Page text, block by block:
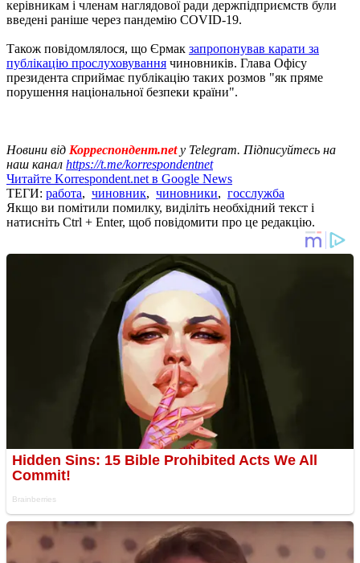
керівникам і членам наглядової ради держпідприємств були
введені раніше через пандемію COVID-19.
Також повідомлялося, що Єрмак запропонував карати за
публікацію прослуховування чиновників. Глава Офісу
президента сприймає публікацію таких розмов "як пряме
порушення національної безпеки країни".
Новини від Корреспондент.netу Telegram. Підписуйтесь на
наш канал https://t.me/korrespondentnet
Читайте Korrespondent.net в Google News
ТЕГИ: работа, чиновник, чиновники, госслужба
Якщо ви помітили помилку, виділіть необхідний текст і
натисніть Ctrl + Enter, щоб повідомити про це редакцію.